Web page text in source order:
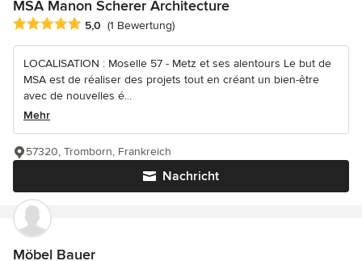
MSA Manon Scherer Architecture
Durchschnittliche Bewertung: 5 von 5 Sternen
5,0 (1 Bewertung)
LOCALISATION : Moselle 57 - Metz et ses alentours Le but de
MSA est de réaliser des projets tout en créant un bien-être
avec de nouvelles é...
Mehr
Nachricht
57320, Tromborn, Frankreich
Möbel Bauer